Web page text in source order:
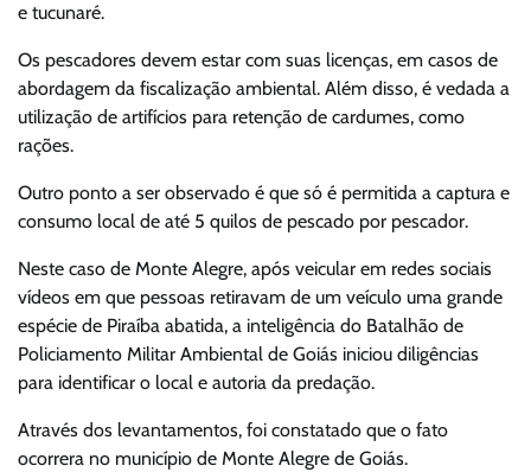
e tucunaré.
Os pescadores devem estar com suas licenças, em casos de
abordagem da fiscalização ambiental. Além disso, é vedada a
utilização de artifícios para retenção de cardumes, como
rações.
Outro ponto a ser observado é que só é permitida a captura e
consumo local de até 5 quilos de pescado por pescador.
Neste caso de Monte Alegre, após veicular em redes sociais
vídeos em que pessoas retiravam de um veículo uma grande
espécie de Piraíba abatida, a inteligência do Batalhão de
Policiamento Militar Ambiental de Goiás iniciou diligências
para identificar o local e autoria da predação.
Através dos levantamentos, foi constatado que o fato
ocorrera no município de Monte Alegre de Goiás.